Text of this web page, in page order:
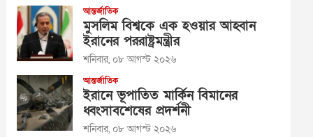
আন্তর্জাতিক
মুসলিম বিশ্বকে এক হওয়ার আহ্বান
ইরানের পররাষ্ট্রমন্ত্রীর
শনিবার, ০৮ আগস্ট ২০২৬
আন্তর্জাতিক
ইরানে ভূপাতিত মার্কিন বিমানের
ধ্বংসাবশেষের প্রদর্শনী
শনিবার, ০৮ আগস্ট ২০২৬